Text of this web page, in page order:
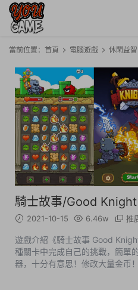
當前位置： 首頁 電腦遊戲 休閑益智
騎士故事/Good
2021-10-15 6.46w 推
遊戲介紹《騎士故事 Good
種關卡中完成自己的挑戰，簡單
器，十分有意思！修改大量金币！遊戲截圖 此内